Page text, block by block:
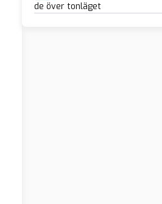
de över tonläget